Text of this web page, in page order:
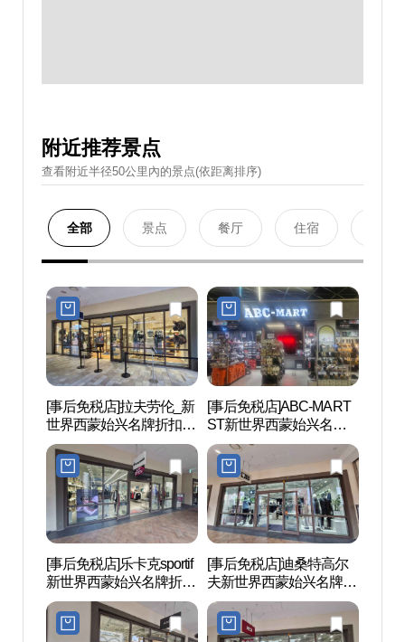
附近推荐景点
查看附近半径50公里內的景点(依距离排序)
全部 景点 餐厅 住宿
[事后免税店]拉夫劳伦_新
世界西蒙始兴名牌折扣购
物中心(폴로랄프로렌 신
세계사이먼프리미엄아울
렛 시흥점)
[事后免税店]ABC-MART
ST新世界西蒙始兴名牌
折扣购物中心(ABC마트
ST 신세계사이먼프리미
엄아울렛 시흥점)
[事后免税店]乐卡克sportif
新世界西蒙始兴名牌折扣
购物中心(르꼬끄스포르
티브 신세계사이먼프리
미엄아울렛 시흥점)
[事后免税店]迪桑特高尔
夫新世界西蒙始兴名牌折
扣购物中心(데상트골프
신세계사이먼프리미엄아
울렛 시흥점)